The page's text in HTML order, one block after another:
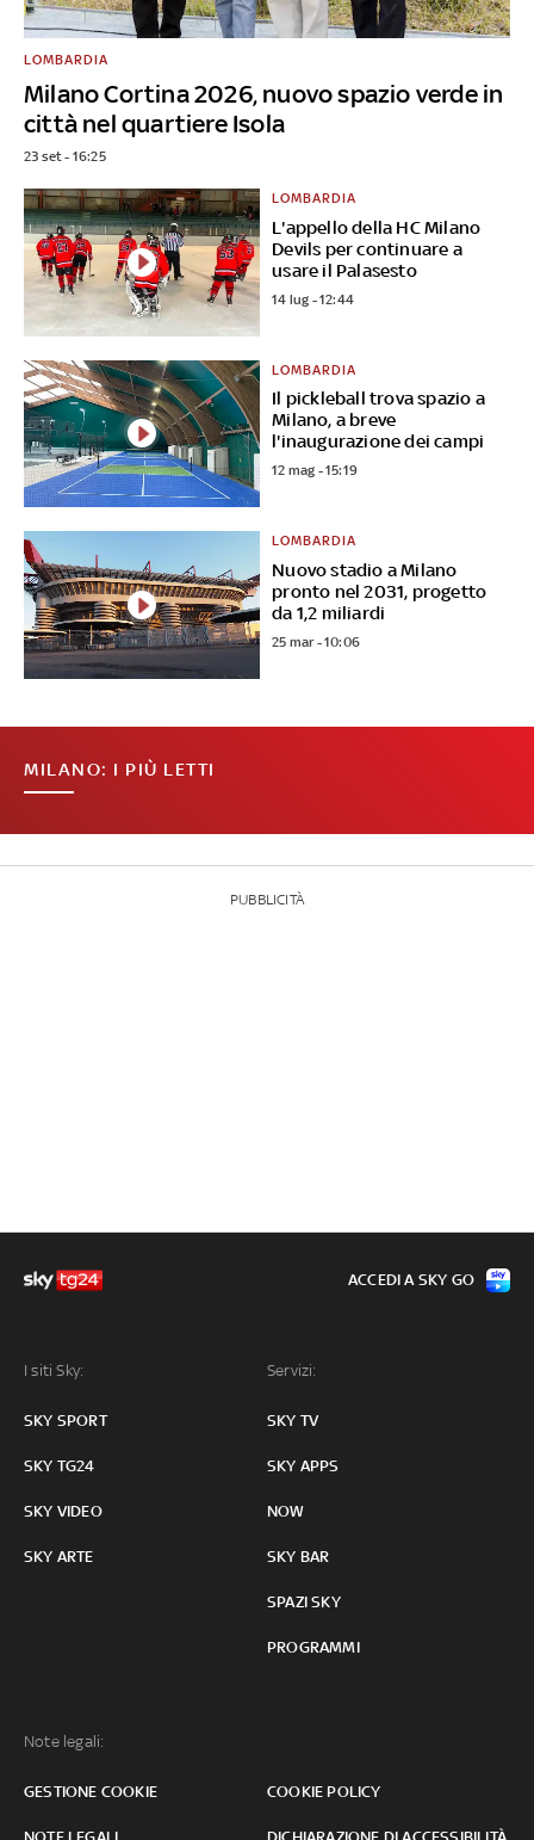
Milano Cortina 2026, nuovo spazio verde in
città nel quartiere Isola
LOMBARDIA
23 set - 16:25
L'appello della HC Milano
Devils per continuare a
usare il Palasesto
LOMBARDIA
14 lug - 12:44
Il pickleball trova spazio a
Milano, a breve
l'inaugurazione dei campi
LOMBARDIA
12 mag - 15:19
Nuovo stadio a Milano
pronto nel 2031, progetto
da 1,2 miliardi
LOMBARDIA
25 mar - 10:06
MILANO: I PIÙ LETTI
PUBBLICITÀ
I siti Sky:
SKY SPORT
SKY TG24
SKY VIDEO
SKY ARTE
Servizi:
SKY TV
SKY APPS
NOW
SKY BAR
SPAZI SKY
PROGRAMMI
Note legali:
GESTIONE COOKIE COOKIE POLICY
ACCEDI A SKY GO